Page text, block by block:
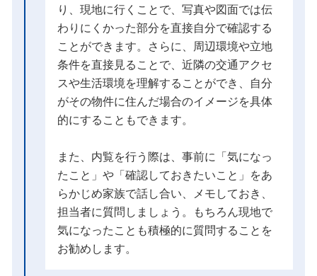
り、現地に行くことで、写真や図面では伝
わりにくかった部分を直接自分で確認する
ことができます。さらに、周辺環境や立地
条件を直接見ることで、近隣の交通アクセ
スや生活環境を理解することができ、自分
がその物件に住んだ場合のイメージを具体
的にすることもできます。
また、内覧を行う際は、事前に「気になっ
たこと」や「確認しておきたいこと」をあ
らかじめ家族で話し合い、メモしておき、
担当者に質問しましょう。もちろん現地で
気になったことも積極的に質問することを
お勧めします。